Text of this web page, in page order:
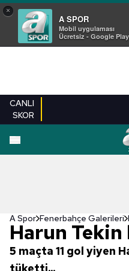
×
A SPOR
Mobil uygulaması
Ücretsiz - Google
CANLI
SKOR
EN YENILER
A Spor Fenerbahçe Galerileri
Harun
5 maçta 11 gol yiyen